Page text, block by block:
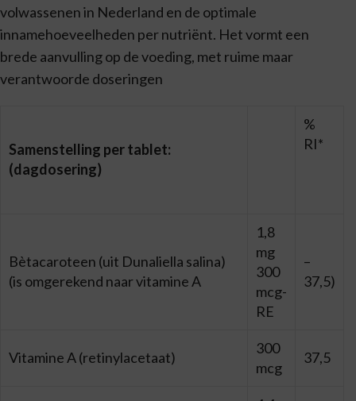
volwassenen in Nederland en de optimale
innamehoeveelheden per nutriënt. Het vormt een
brede aanvulling op de voeding, met ruime maar
verantwoorde doseringen
Samenstelling per tablet:
(dagdosering)
%
RI*
Bètacaroteen (uit Dunaliella salina)
(is omgerekend naar vitamine A
1,8
mg
300
mcg-
RE
–
37,5)
Vitamine A (retinylacetaat)
300
mcg
37,5